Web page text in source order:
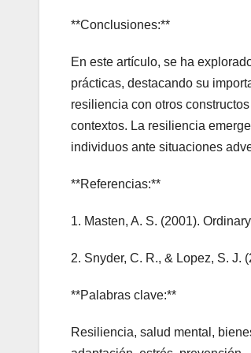
**Conclusiones:**
En este artículo, se ha
prácticas, destacando su
resiliencia con otros
contextos. La resiliencia
individuos ante situaciones
**Referencias:**
1. Masten, A. S. (2001).
2. Snyder, C. R., & Lopez, S. J.
**Palabras clave:**
Resiliencia, salud mental,